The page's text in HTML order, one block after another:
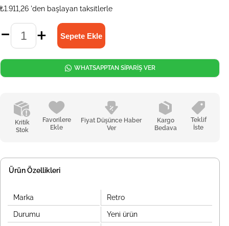
₺1.911,26 'den başlayan taksitlerle
Kritik
Stok
Favorilere
Ekle
Fiyat Düşünce Haber
Ver
Kargo
Bedava
Teklif
İste
WHATSAPPTAN SİPARİŞ VER
Ürün Özellikleri
Marka Retro
Durumu Yeni ürün